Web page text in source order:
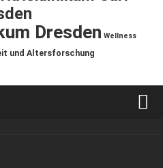
Dresden Wellness
und Altersforschung